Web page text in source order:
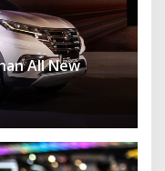
All New